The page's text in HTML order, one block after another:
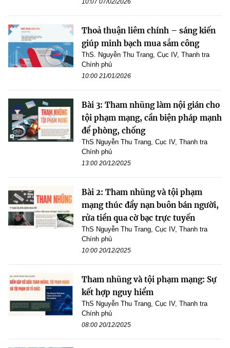
Thoả thuận liêm chính – sáng kiến
giúp minh bạch mua sắm công
ThS. Nguyễn Thu Trang, Cục IV, Thanh tra
Chính phủ
10:00 21/01/2026
Bài 3: Tham nhũng làm nội gián cho
tội phạm mạng, cần biện pháp mạnh
để phòng, chống
ThS Nguyễn Thu Trang, Cục IV, Thanh tra
Chính phủ
13:00 20/12/2025
Bài 2: Tham nhũng và tội phạm
mạng thúc đẩy nạn buôn bán người,
rửa tiền qua cờ bạc trực tuyến
ThS Nguyễn Thu Trang, Cục IV, Thanh tra
Chính phủ
10:00 20/12/2025
Tham nhũng và tội phạm mạng: Sự
kết hợp nguy hiểm
ThS Nguyễn Thu Trang, Cục IV, Thanh tra
Chính phủ
08:00 20/12/2025